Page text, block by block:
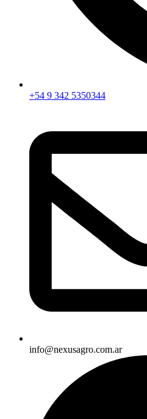
+54 9 342 5350344​
info@nexusagro.com.ar​